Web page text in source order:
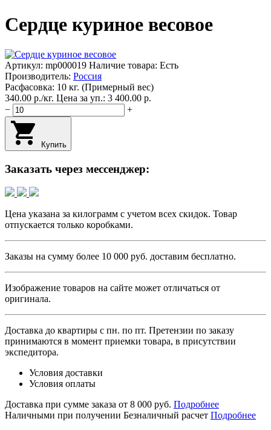
Сердце куриное весовое
Артикул: mp000019 Наличие товара: Есть
Производитель: Россия
Расфасовка: 10 кг. (Примерный вес)
340.00 p./кг. Цена за уп.: 3 400.00 p.
−
+
Купить
Заказать через мессенджер:
Цена указана за килограмм с учетом всех скидок. Товар
отпускается только коробками.
Заказы на сумму более 10 000 руб. доставим бесплатно.
Изображение товаров на сайте может отличаться от
оригинала.
Доставка до квартиры с пн. по пт. Претензии по заказу
принимаются в момент приемки товара, в присутствии
экспедитора.
Условия доставки
Условия оплаты
Доставка при сумме заказа от 8 000 руб. Подробнее
Наличными при получении Безналичный расчет Подробнее